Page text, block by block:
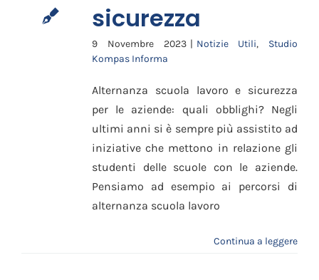
sicurezza
9 Novembre 2023 | Notizie Utili, Studio
Kompas Informa
Alternanza scuola lavoro e sicurezza
per le aziende: quali obblighi? Negli
ultimi anni si è sempre più assistito ad
iniziative che mettono in relazione gli
studenti delle scuole con le aziende.
Pensiamo ad esempio ai percorsi di
alternanza scuola lavoro
Continua a leggere